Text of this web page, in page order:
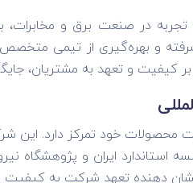
در صنعت برق و مخابرات،
و بهره‌گیری از تیمی
کیفیت و تعهد به مشتریان،
استاندارد ایران و پژوهشگاه
دهنده تعهد شرکت به کیفیت